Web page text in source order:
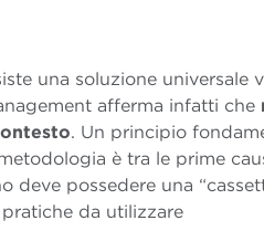
una soluzione universale
afferma infatti che
. Un principio
è tra le prime
deve possedere una
da utilizzare